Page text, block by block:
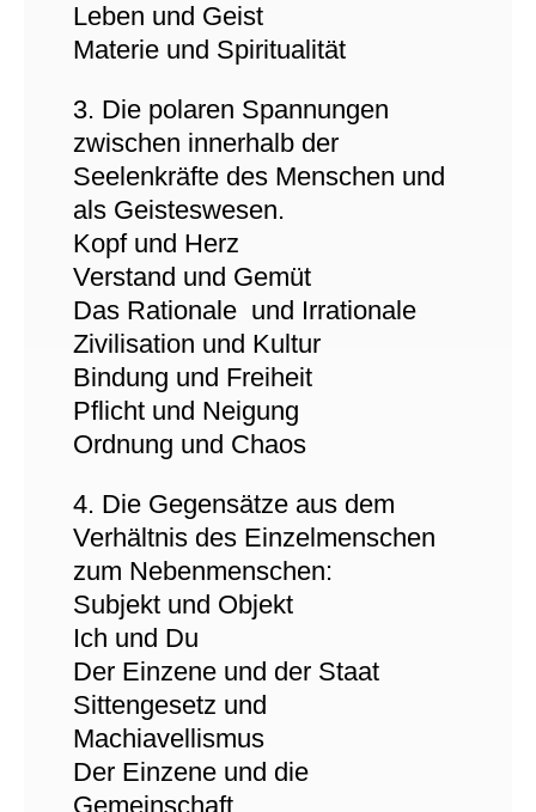
Leben und Geist
Materie und Spiritualität
3. Die polaren Spannungen
zwischen innerhalb der
Seelenkräfte des Menschen und
als Geisteswesen.
Kopf und Herz
Verstand und Gemüt
Das Rationale und Irrationale
Zivilisation und Kultur
Bindung und Freiheit
Pflicht und Neigung
Ordnung und Chaos
4. Die Gegensätze aus dem
Verhältnis des Einzelmenschen
zum Nebenmenschen:
Subjekt und Objekt
Ich und Du
Der Einzene und der Staat
Sittengesetz und
Machiavellismus
Der Einzene und die
Gemeinschaft